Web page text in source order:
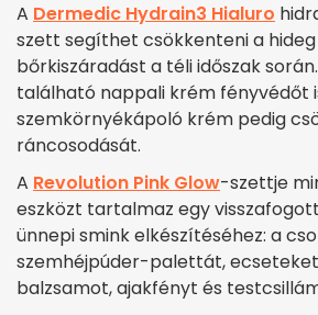
A Dermedic Hydrain3 Hialuro
szett segíthet csökkenteni a
bőrkiszáradást a téli időszak
található nappali krém fényvédőt
szemkörnyékápoló krém pedig
ráncosodását.
A Revolution Pink Glow-szettje
eszközt tartalmaz egy
ünnepi smink elkészítéséhez: a
szemhéjpúder-palettát,
balzsamot, ajakfényt és